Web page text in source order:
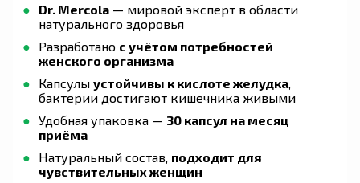
Dr. Mercola — мировой эксперт в области
натурального здоровья
Разработано с учётом потребностей
женского организма
Капсулы устойчивы к кислоте желудка
бактерии достигают кишечника живыми
Удобная упаковка — 30 капсул на месяц
приёма
Натуральный состав, подходит для
чувствительных женщин